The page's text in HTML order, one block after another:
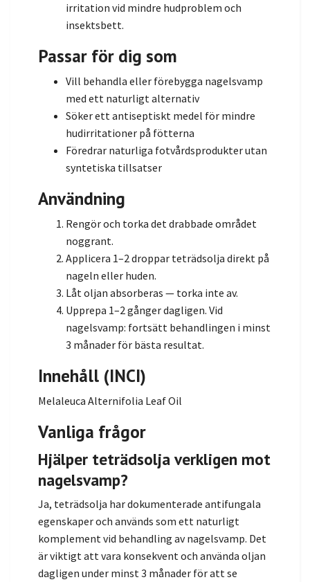
irritation vid mindre hudproblem och
insektsbett.
Passar för dig som
Vill behandla eller förebygga nagelsvamp
med ett naturligt alternativ
Söker ett antiseptiskt medel för mindre
hudirritationer på fötterna
Föredrar naturliga fotvårdsprodukter utan
syntetiska tillsatser
Användning
Rengör och torka det drabbade området
noggrant.
Applicera 1–2 droppar teträdsolja direkt på
nageln eller huden.
Låt oljan absorberas — torka inte av.
Upprepa 1–2 gånger dagligen. Vid
nagelsvamp: fortsätt behandlingen i minst
3 månader för bästa resultat.
Innehåll (INCI)
Melaleuca Alternifolia Leaf Oil
Vanliga frågor
Hjälper teträdsolja verkligen mot
nagelsvamp?
Ja, teträdsolja har dokumenterade antifungala
egenskaper och används som ett naturligt
komplement vid behandling av nagelsvamp. Det
är viktigt att vara konsekvent och använda oljan
dagligen under minst 3 månader för att se